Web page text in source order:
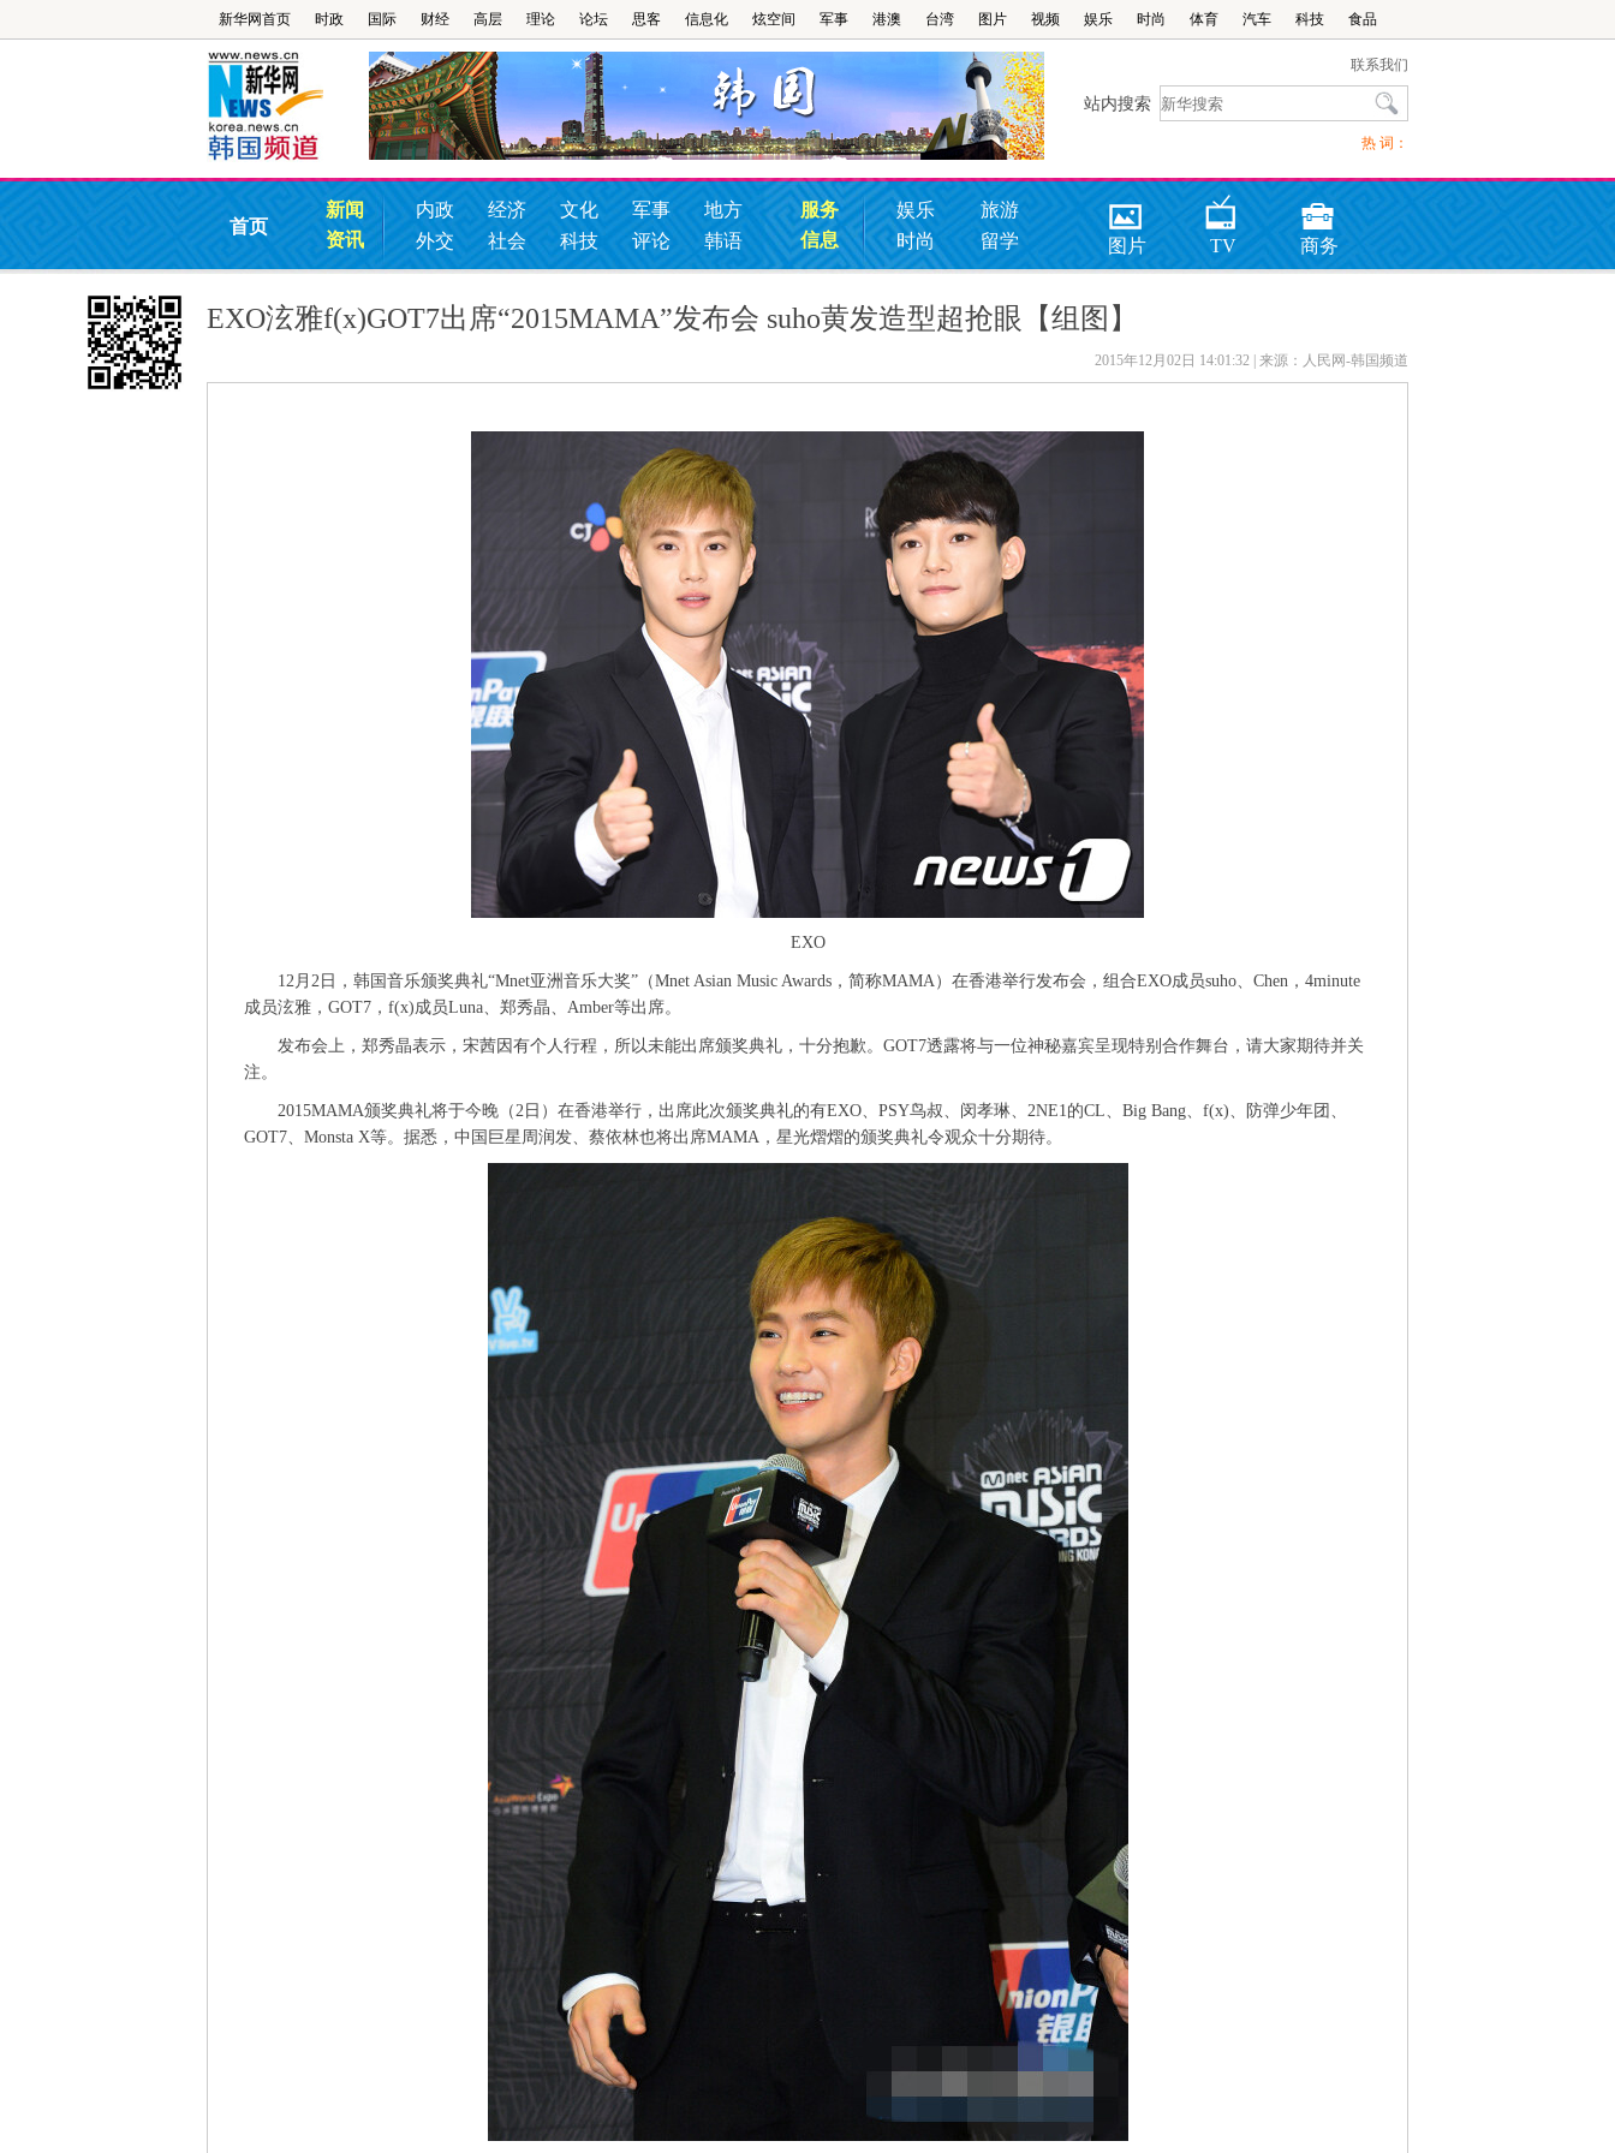
新华网首页 时政 国际 财经 高层 理论 论坛 思客 信息化 炫空间 军事 港澳 台湾 图片 视频 娱乐 时尚 体育 汽车 科技 食品
联系我们
站内搜索
热 词：
首页
新闻
资讯
内政 经济 文化 军事
地方
外交
社会 科技 评论 韩语
服务
信息
娱乐
旅游
时尚
留学 图片 TV 商务
EXO泫雅f(x)GOT7出席“2015MAMA”发布会 suho黄发造型超抢眼【组图】
2015年12月02日 14:01:32 | 来源：人民网-韩国频道
EXO
12月2日，韩国音乐颁奖典礼“Mnet亚洲音乐大奖”（Mnet Asian Music Awards，简称MAMA）在香港举行发布会，组合EXO成员suho、Chen，4minute
成员泫雅，GOT7，f(x)成员Luna、郑秀晶、Amber等出席。
发布会上，郑秀晶表示，宋茜因有个人行程，所以未能出席颁奖典礼，十分抱歉。GOT7透露将与一位神秘嘉宾呈现特别合作舞台，请大家期待并关
注。
2015MAMA颁奖典礼将于今晚（2日）在香港举行，出席此次颁奖典礼的有EXO、PSY鸟叔、闵孝琳、2NE1的CL、Big Bang、f(x)、防弹少年团、
GOT7、Monsta X等。据悉，中国巨星周润发、蔡依林也将出席MAMA，星光熠熠的颁奖典礼令观众十分期待。